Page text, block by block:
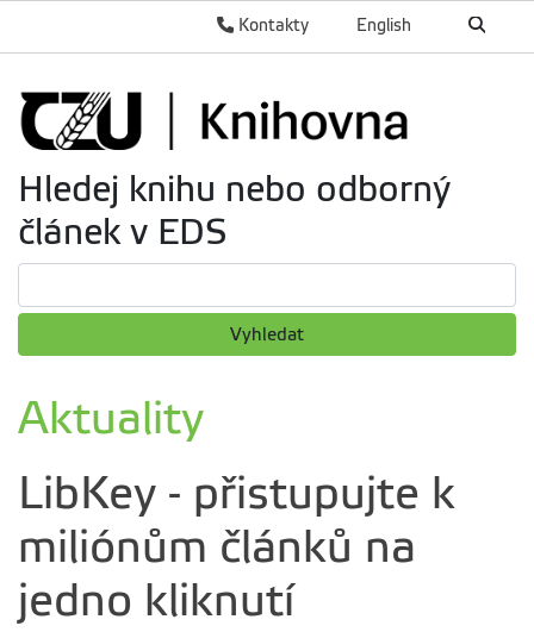
English
Kontakty
Hledej knihu nebo odborný
článek v EDS
Vyhledat
Aktuality
LibKey - přistupujte k
miliónům článků na
jedno kliknutí